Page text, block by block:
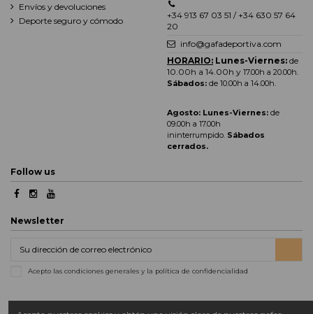
Envíos y devoluciones
Deporte seguro y cómodo
+34 913 67 03 51 / +34 630 57 64
20
info@gafadeportiva.com
HORARIO: Lunes-Viernes: de
10.00h a 14.00h y 17.00h a 20.00h.
Sábados: de 10.00h a 14.00h.
Agosto: Lunes-Viernes: de
09.00h a 17.00h
ininterrumpido. Sábados
cerrados.
Follow us
Newsletter
Acepto las condiciones generales y la política de confidencialidad